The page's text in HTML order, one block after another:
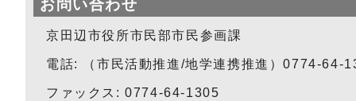
お問い合わせ
京田辺市役所市民部市民参画課
電話: （市民活動推進/地学連携推進）0774-64-
ファックス: 0774-64-1305